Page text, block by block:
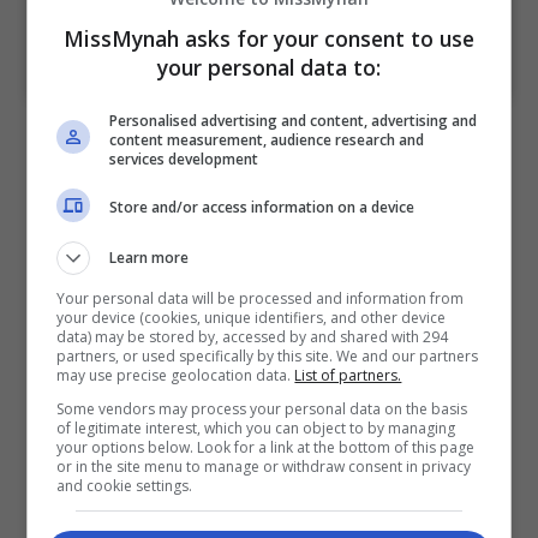
A post shared by Hun Haqeem (@hunhaqeem)
Tambah pelakon yang terkenal menerusi drama
fenomena “Kampung People” itu, dia tidak dapat
lari dari berdepan dengan pelbagai cabaran
arahan Datuk Yusry Abdul Halim tersebut.
“Seperti yang saya cakap, cerita ini banyak bermain
dengan emosi jadi watak ini sangat sukar dan amat
mencabar bagi saya. Saya selalu rasa gementar
namun saya bersyukur kerana pelakon-pelakon lain
banyak membantu antara satu sama lain.
“Kami menjalani penggambaran dalam hutan dan
kami semua tak boleh nak jangka apa yang akan
MissMynah asks for your consent to use
your personal data to:
Personalised advertising and content, advertising and
content measurement, audience research and
services development
Store and/or access information on a device
Learn more
Your personal data will be processed and information from
your device (cookies, unique identifiers, and other device
data) may be stored by, accessed by and shared with 294
partners, or used specifically by this site. We and our partners
may use precise geolocation data. List of partners.
Some vendors may process your personal data on the basis
of legitimate interest, which you can object to by managing
your options below. Look for a link at the bottom of this page
or in the site menu to manage or withdraw consent in privacy
and cookie settings.